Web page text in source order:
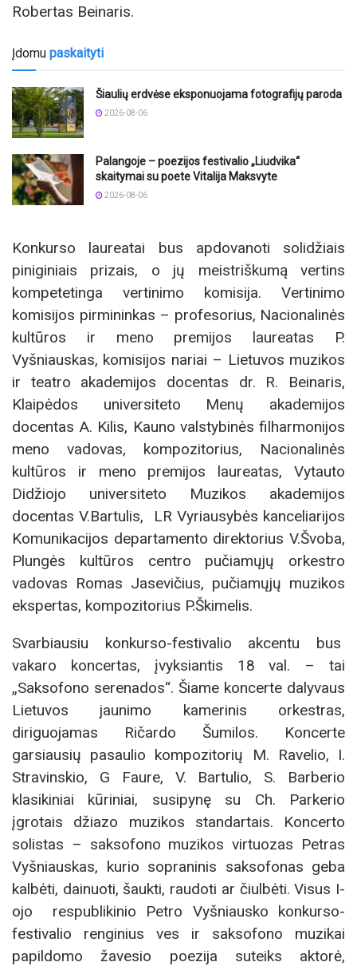
Robertas Beinaris.
Įdomu paskaityti
Šiaulių erdvėse eksponuojama fotografijų paroda
2026-08-06
Palangoje – poezijos festivalio „Liudvika“
skaitymai su poete Vitalija Maksvyte
2026-08-06
Konkurso laureatai bus apdovanoti solidžiais
piniginiais prizais, o jų meistriškumą vertins
kompetetinga vertinimo komisija. Vertinimo
komisijos pirmininkas – profesorius, Nacionalinės
kultūros ir meno premijos laureatas P.
Vyšniauskas, komisijos nariai – Lietuvos muzikos
ir teatro akademijos docentas dr. R. Beinaris,
Klaipėdos universiteto Menų akademijos
docentas A. Kilis, Kauno valstybinės filharmonijos
meno vadovas, kompozitorius, Nacionalinės
kultūros ir meno premijos laureatas, Vytauto
Didžiojo universiteto Muzikos akademijos
docentas V.Bartulis, LR Vyriausybės kanceliarijos
Komunikacijos departamento direktorius V.Švoba,
Plungės kultūros centro pučiamųjų orkestro
vadovas Romas Jasevičius, pučiamųjų muzikos
ekspertas, kompozitorius P.Škimelis.
Svarbiausiu konkurso-festivalio akcentu bus
vakaro koncertas, įvyksiantis 18 val. – tai
„Saksofono serenados“. Šiame koncerte dalyvaus
Lietuvos jaunimo kamerinis orkestras,
diriguojamas Ričardo Šumilos. Koncerte
garsiausių pasaulio kompozitorių M. Ravelio, I.
Stravinskio, G Faure, V. Bartulio, S. Barberio
klasikiniai kūriniai, susipynę su Ch. Parkerio
įgrotais džiazo muzikos standartais. Koncerto
solistas – saksofono muzikos virtuozas Petras
Vyšniauskas, kurio sopraninis saksofonas geba
kalbėti, dainuoti, šaukti, raudoti ar čiulbėti. Visus I-
ojo respublikinio Petro Vyšniausko konkurso-
festivalio renginius ves ir saksofono muzikai
papildomo žavesio poezija suteiks aktorė,